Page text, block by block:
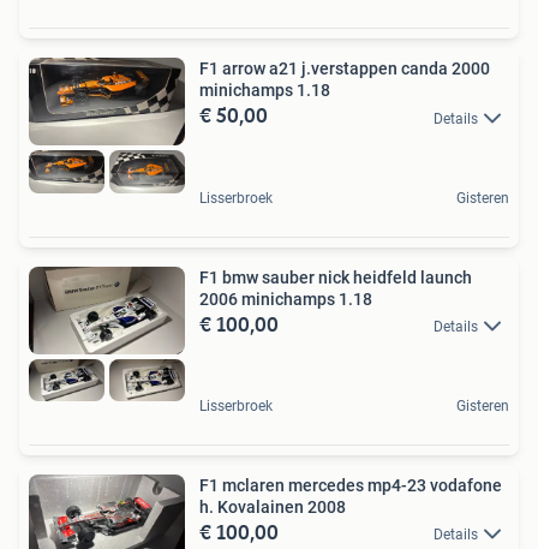
F1 arrow a21 j.verstappen canda 2000
minichamps 1.18
€ 50,00 Details
Lisserbroek Gisteren
F1 bmw sauber nick heidfeld launch
2006 minichamps 1.18
€ 100,00 Details
Lisserbroek Gisteren
F1 mclaren mercedes mp4-23 vodafone
h. Kovalainen 2008
€ 100,00 Details